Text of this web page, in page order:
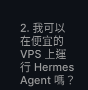
2. 我可以
在便宜的
VPS 上運
行 Hermes
Agent 嗎？